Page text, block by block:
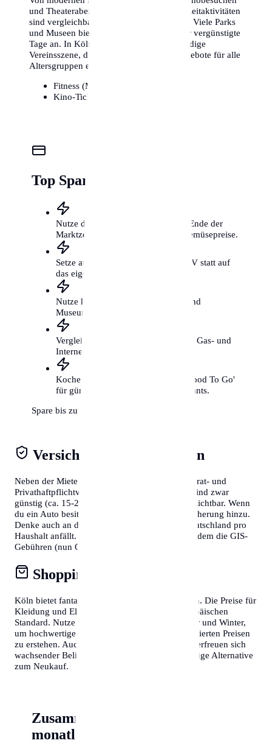
und Theaterabenden – die Kosten für Freizeitaktivitäten
sind vergleichbar mit anderen Metropolen. Viele Parks
und Museen bieten zudem kostenlose oder vergünstigte
Tage an. In Köln gibt es zudem eine lebendige
Vereinsszene, die kostengünstige Sportangebote für alle
Altersgruppen ermöglicht.
Fitness (Monat):
Kino-Ticket:
Top Spartipps für Köln
Nutze die Wochenmärkte kurz vor Ende der
Marktzeit für günstige Obst- und Gemüsepreise.
Setze auf das Fahrrad und den ÖPNV statt auf
das eigene Auto.
Nutze kostenfreie Kulturangebote und
Museumstage.
Vergleiche regelmäßig deine Strom-, Gas- und
Internetverträge.
Koche öfter selbst und nutze 'Too Good To Go'
für günstige Mahlzeiten aus Restaurants.
Spare bis zu 300€ mtl.
Versicherungen & Abgaben
Neben der Miete solltest du Kosten für die Hausrat- und
Privathaftpflichtversicherung einplanen. Diese sind zwar
günstig (ca. 15-20€/Monat), aber absolut unverzichtbar. Wenn
du ein Auto besitzt, kommen Steuern und Versicherung hinzu.
Denke auch an den Rundfunkbeitrag, der in Deutschland pro
Haushalt anfällt. Wer in Österreich lebt, muss zudem die GIS-
Gebühren (nun ORF-Beitrag) berücksichtigen.
Shopping & Konsum
Köln bietet fantastische Shopping-Möglichkeiten. Die Preise für
Kleidung und Elektronik entsprechen dem europäischen
Standard. Nutze die Schlussverkäufe im Sommer und Winter,
um hochwertige Markenartikel zu deutlich reduzierten Preisen
zu erstehen. Auch Second-Hand-Läden in Köln erfreuen sich
wachsender Beliebtheit und bieten eine nachhaltige Alternative
zum Neukauf.
Zusammenfassung der
monatlichen Kosten